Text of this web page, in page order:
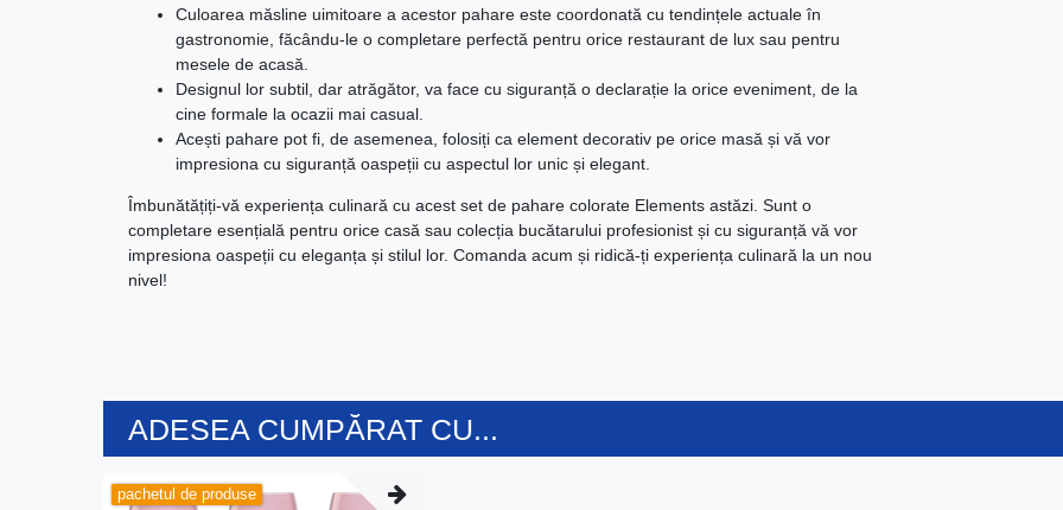
Culoarea măsline uimitoare a acestor pahare este coordonată cu tendințele actuale în
gastronomie, făcându-le o completare perfectă pentru orice restaurant de lux sau pentru
mesele de acasă.
Designul lor subtil, dar atrăgător, va face cu siguranță o declarație la orice eveniment, de la
cine formale la ocazii mai casual.
Acești pahare pot fi, de asemenea, folosiți ca element decorativ pe orice masă și vă vor
impresiona cu siguranță oaspeții cu aspectul lor unic și elegant.
Îmbunătățiți-vă experiența culinară cu acest set de pahare colorate Elements astăzi. Sunt o
completare esențială pentru orice casă sau colecția bucătarului profesionist și cu siguranță vă vor
impresiona oaspeții cu eleganța și stilul lor. Comanda acum și ridică-ți experiența culinară la un nou
nivel!
ADESEA CUMPĂRAT CU...
pachetul de produse